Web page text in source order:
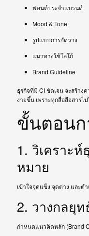
ฟอนต์ประจำแบรนด์
Mood & Tone
รูปแบบการจัดวาง
แนวทางใช้โลโก้
Brand Guideline
ธุรกิจที่มี CI ชัดเจน จะสร้าง
ง่ายขึ้น เพราะทุกสื่อสื่อสารไ
ขั้นตอนก
1. วิเคราะ
หมาย
เข้าใจจุดแข็ง จุดต่าง และต
2. วางกลยุ
กำหนดแนวคิดหลัก (Brand